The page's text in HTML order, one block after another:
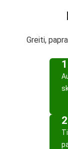
Greiti,
1